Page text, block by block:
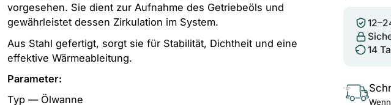
vorgesehen. Sie dient zur Aufnahme des Getriebeöls und
gewährleistet dessen Zirkulation im System.
Aus Stahl gefertigt, sorgt sie für Stabilität, Dichtheit und eine
effektive Wärmeableitung.
Parameter:
Typ — Ölwanne
14